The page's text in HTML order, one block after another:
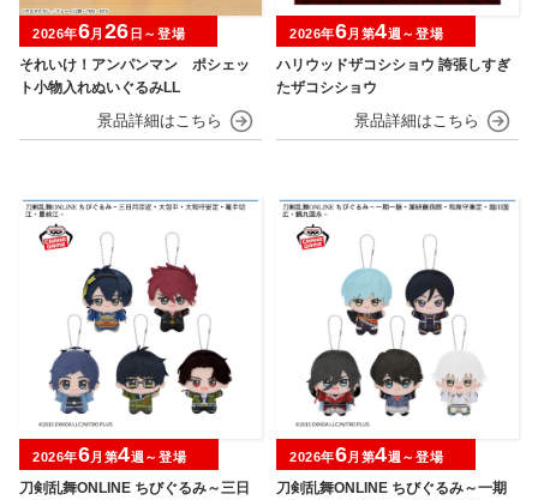
それいけ！アンパンマン ポシェッ
ト小物入れぬいぐるみLL
2026年6月 26 日～登場
ハリウッドザコシショウ 誇張しすぎ
たザコシショウ
2026年6月第4週～登場
刀剣乱舞ONLINE ちびぐるみ～三日
2026年6月第4週～登場
刀剣乱舞ONLINE ちびぐるみ～一期
2026年6月第4週～登場